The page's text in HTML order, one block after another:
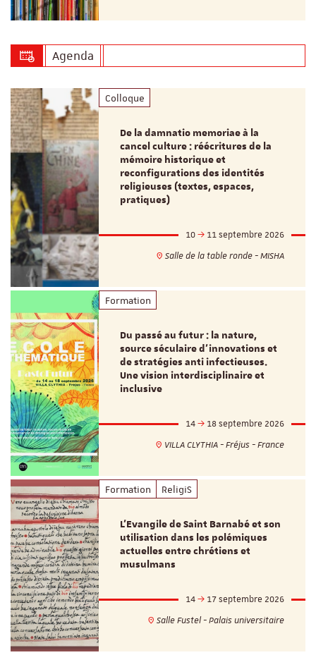
Agenda
Colloque
De la damnatio memoriae à la
cancel culture : réécritures de la
mémoire historique et
reconfigurations des identités
religieuses (textes, espaces,
pratiques)
10
11 septembre 2026
Salle de la table ronde - MISHA
Formation
Du passé au futur : la nature,
source séculaire d’innovations et
de stratégies anti infectieuses.
Une vision interdisciplinaire et
inclusive
14
18 septembre 2026
VILLA CLYTHIA - Fréjus - France
Formation ReligiS
L’Evangile de Saint Barnabé et son
utilisation dans les polémiques
actuelles entre chrétiens et
musulmans
14
17 septembre 2026
Salle Fustel - Palais universitaire